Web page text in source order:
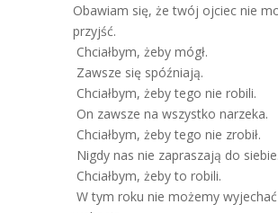
Obawiam się, że twój ojciec nie
przyjść.
Chciałbym, żeby mógł.
Zawsze się spóźniają.
Chciałbym, żeby tego nie robili.
On zawsze na wszystko narzeka.
Chciałbym, żeby tego nie zrobił.
Nigdy nas nie zapraszają do siebie.
Chciałbym, żeby to robili.
W tym roku nie możemy